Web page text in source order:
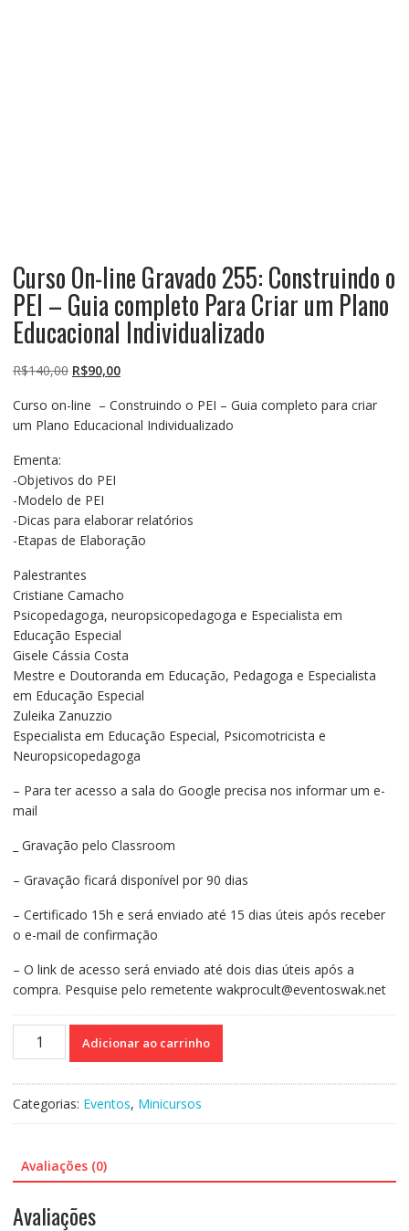
Curso On-line Gravado 255: Construindo o
PEI – Guia completo Para Criar um Plano
Educacional Individualizado
R$140,00 O
original
era:
R$90,00O
atual
é:
Curso on-line – Construindo o PEI – Guia completo para criar
um Plano Educacional Individualizado
Ementa:
-Objetivos do PEI
-Modelo de PEI
-Dicas para elaborar relatórios
-Etapas de Elaboração
Palestrantes
Cristiane Camacho
Psicopedagoga, neuropsicopedagoga e Especialista em
Educação Especial
Gisele Cássia Costa
Mestre e Doutoranda em Educação, Pedagoga e Especialista
em Educação Especial
Zuleika Zanuzzio
Especialista em Educação Especial, Psicomotricista e
Neuropsicopedagoga
– Para ter acesso a sala do Google precisa nos informar um e-
mail
_ Gravação pelo Classroom
– Gravação ficará disponível por 90 dias
– Certificado 15h e será enviado até 15 dias úteis após receber
o e-mail de confirmação
– O link de acesso será enviado até dois dias úteis após a
compra. Pesquise pelo remetente wakprocult@eventoswak.net
Curso
255:
PEI
Guia
Adicionar ao carrinho
Categorias: Eventos, Minicursos
Avaliações (0)
Avaliações